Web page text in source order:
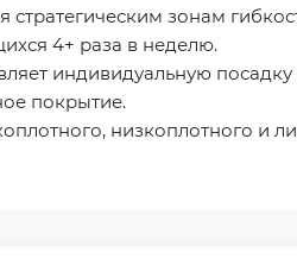
зонам
4+ раза в неделю.
индивидуальную
покрытие.
низкоплотного и